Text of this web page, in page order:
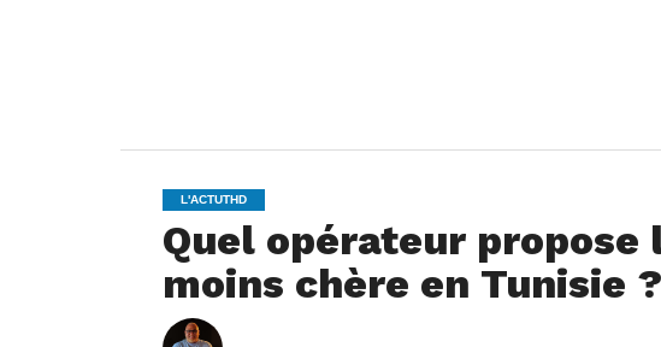
L'ACTUTHD
Quel opérateur propose
moins chère en Tunisie ?